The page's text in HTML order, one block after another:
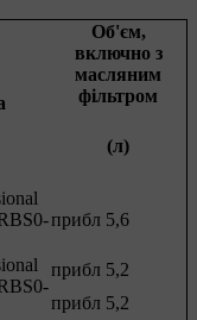
Об'єм,
включно з
масляним
фільтром
(л)
прибл 5,6
прибл 5,2
прибл 5,2